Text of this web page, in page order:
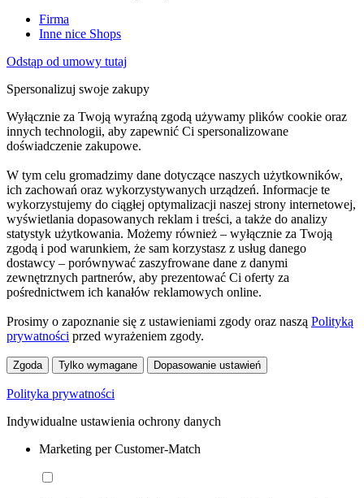
Firma
Inne nice Shops
Odstąp od umowy tutaj
Spersonalizuj swoje zakupy
Wyłącznie za Twoją wyraźną zgodą używamy plików cookie oraz
innych technologii, aby zapewnić Ci spersonalizowane
doświadczenie zakupowe.
W tym celu gromadzimy dane dotyczące naszych użytkowników,
ich zachowań oraz wykorzystywanych urządzeń. Informacje te
wykorzystujemy do ciągłej optymalizacji naszej strony internetowej,
wyświetlania dopasowanych reklam i treści, a także do analizy
statystyk użytkowania. Możemy również – wyłącznie za Twoją
zgodą i pod warunkiem, że sam korzystasz z usług danego
dostawcy – porównywać zaszyfrowane dane z danymi
zewnętrznych partnerów, aby prezentować Ci oferty za
pośrednictwem ich kanałów reklamowych online.
Prosimy o zapoznanie się z ustawieniami zgody oraz naszą Polityką
prywatności przed wyrażeniem zgody.
Zgoda Tylko wymagane Dopasowanie ustawień
Polityka prywatności
Indywidualne ustawienia ochrony danych
Marketing per Customer-Match